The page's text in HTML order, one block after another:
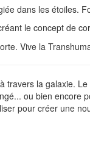
dans les étoiles.
le concept de
Vive la
la galaxie.
ou bien encore
pour créer une